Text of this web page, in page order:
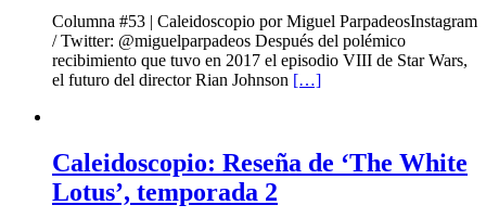
Columna #53 | Caleidoscopio por Miguel ParpadeosInstagram
/ Twitter: @miguelparpadeos Después del polémico
recibimiento que tuvo en 2017 el episodio VIII de Star Wars,
el futuro del director Rian Johnson […]
Caleidoscopio: Reseña de ‘The White
Lotus’, temporada 2